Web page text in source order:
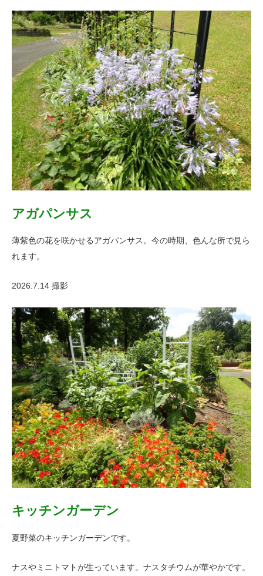
アガパンサス
薄紫色の花を咲かせるアガパンサス。今の時期、色んな所で見ら
れます。
2026.7.14 撮影
キッチンガーデン
夏野菜のキッチンガーデンです。
ナスやミニトマトが生っています。ナスタチウムが華やかです。